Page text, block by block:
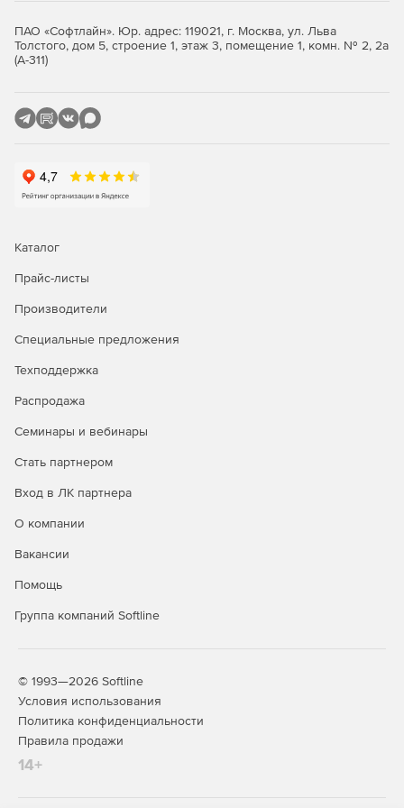
Большое число программ стороннего программного
Как выбрать Astra Linux?
Операционная система Astra Linux Special Edition доступна
Редакция «ОРЕЛ» - обычный уровень защищенности.
Продукт является доступным техническим вариантом для
сетям общего доступа, в образовательных учреждениях,
а также используется для домашнего использования.
обрабатывающих информацию ограниченного доступа, к
информации.
информационных системах персональных данных, а также
в составе значимых объектов КИИ любого класса
(уровня, категории) защищенности. Дополнительно
ПАО «Софтлайн». Юр. адрес: 119021, г. Москва, ул. Льва
Толстого, дом 5, строение 1, этаж 3, помещение 1, комн. № 2, 2а
(А-311)
Каталог
Прайс-листы
Производители
Специальные предложения
Техподдержка
Распродажа
Семинары и вебинары
Стать партнером
Вход в ЛК партнера
О компании
Вакансии
Помощь
Группа компаний Softline
© 1993—2026 Softline
Условия использования
Политика конфиденциальности
Правила продажи
14+